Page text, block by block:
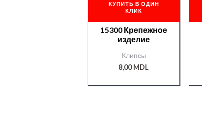
КУПИТЬ В ОДИН
КЛИК
15300 Крепежное
изделие
Клипсы
8,00MDL